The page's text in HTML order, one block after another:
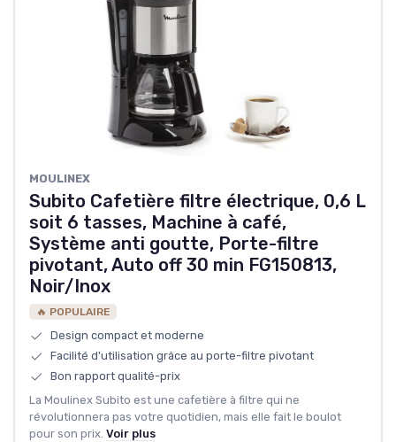
‎MOULINEX
Subito Cafetière filtre électrique, 0,6 L
soit 6 tasses, Machine à café,
Système anti goutte, Porte-filtre
pivotant, Auto off 30 min FG150813,
Noir/Inox
🔥 POPULAIRE
Design compact et moderne
Facilité d'utilisation grâce au porte-filtre pivotant
Bon rapport qualité-prix
La Moulinex Subito est une cafetière à filtre qui ne
révolutionnera pas votre quotidien, mais elle fait le boulot
pour son prix. Voir plus